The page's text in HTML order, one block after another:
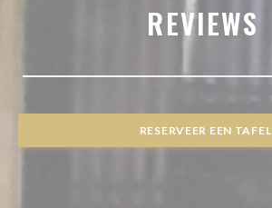
REVIEWS
RESERVEER EEN TAFEL